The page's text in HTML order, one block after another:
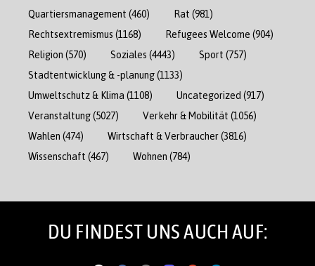
Quartiersmanagement (460) Rat (981)
Rechtsextremismus (1168) Refugees Welcome (904)
Religion (570) Soziales (4443) Sport (757)
Stadtentwicklung & -planung(1133)
Umweltschutz & Klima (1108) Uncategorized (917)
Veranstaltung(5027) Verkehr & Mobilität (1056)
Wahlen (474) Wirtschaft & Verbraucher(3816)
Wissenschaft (467) Wohnen (784)
DU FINDEST UNS AUCH AUF: